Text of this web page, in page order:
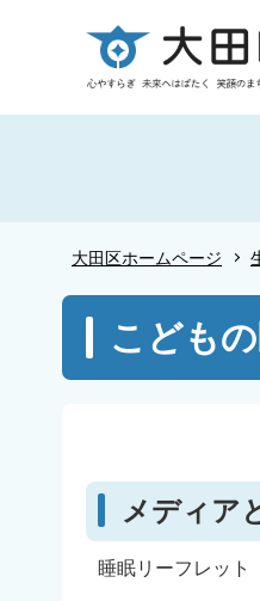
ー
大田区ホームページ
こ
こども
メディア
睡眠リーフレット